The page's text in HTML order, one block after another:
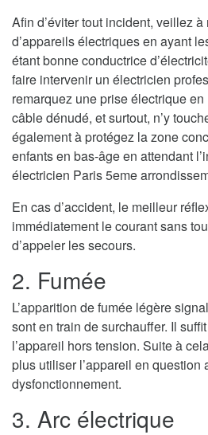
Afin d’éviter tout incident, veillez
d’appareils électriques en ayant
étant bonne conductrice
faire intervenir un électricien
remarquez une prise électrique
câble dénudé, et surtout, n’y
également à protégez la zone
enfants en bas-âge en attendant
électricien Paris 5eme
En cas d’accident, le meilleur
immédiatement le courant sans
d’appeler les secours.
2. Fumée
L’apparition de fumée légère
sont en train de surchauffer. Il
l’appareil hors tension. Suite à
plus utiliser l’appareil en question
dysfonctionnement.
3. Arc électrique